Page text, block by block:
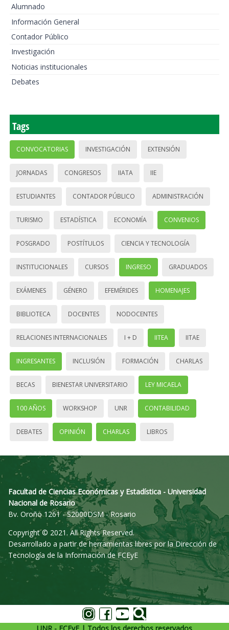
Alumnado
Información General
Contador Público
Investigación
Noticias institucionales
Debates
Tags
CONVOCATORIAS INVESTIGACIÓN EXTENSIÓN
JORNADAS CONGRESOS IIATA IIE
ESTUDIANTES CONTADOR PÚBLICO ADMINISTRACIÓN
TURISMO ESTADÍSTICA ECONOMÍA CONVENIOS
POSGRADO POSTÍTULOS CIENCIA Y TECNOLOGÍA
INSTITUCIONALES CURSOS INGRESO GRADUADOS
EXÁMENES GÉNERO EFEMÉRIDES HOMENAJES
BIBLIOTECA DOCENTES NODOCENTES
RELACIONES INTERNACIONALES I + D IITEA IITAE
INGRESANTES INCLUSIÓN FORMACIÓN CHARLAS
BECAS BIENESTAR UNIVERSITARIO LEY MICAELA
100 AÑOS WORKSHOP UNR CONTABILIDAD
DEBATES OPINIÓN CHARLAS LIBROS
Facultad de Ciencias Económicas y Estadística - Universidad
Nacional de Rosario
Bv. Oroño 1261 - S2000DSM - Rosario
Copyright © 2021. All Rights Reserved.
Desarrollado a partir de herramientas libres por la Dirección de
Tecnología de la Información de FCEyE